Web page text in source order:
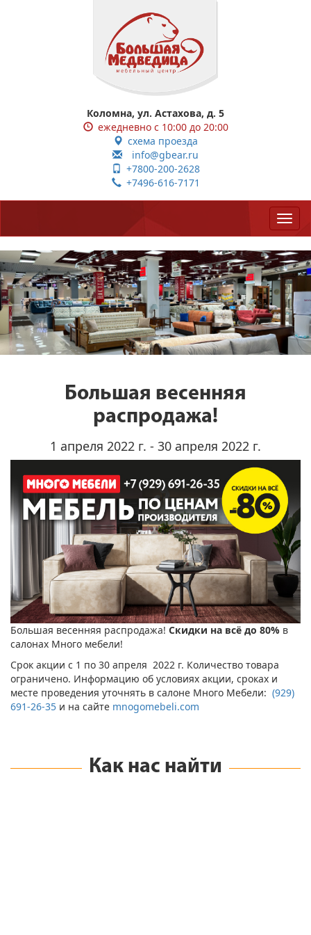
Коломна, ул. Астахова, д. 5
ежедневно с 10:00 до 20:00
схема проезда
info@gbear.ru
+7800-200-2628
+7496-616-7171
Большая весенняя
распродажа!
1 апреля 2022 г. - 30 апреля 2022 г.
Большая весенняя распродажа! Скидки на всё до 80% в
салонах Много мебели!
Срок акции с 1 по 30 апреля 2022 г. Количество товара
ограничено. Информацию об условиях акции, сроках и
месте проведения уточнять в салоне Много Мебели: (929)
691-26-35 и на сайте mnogomebeli.com
Как нас найти